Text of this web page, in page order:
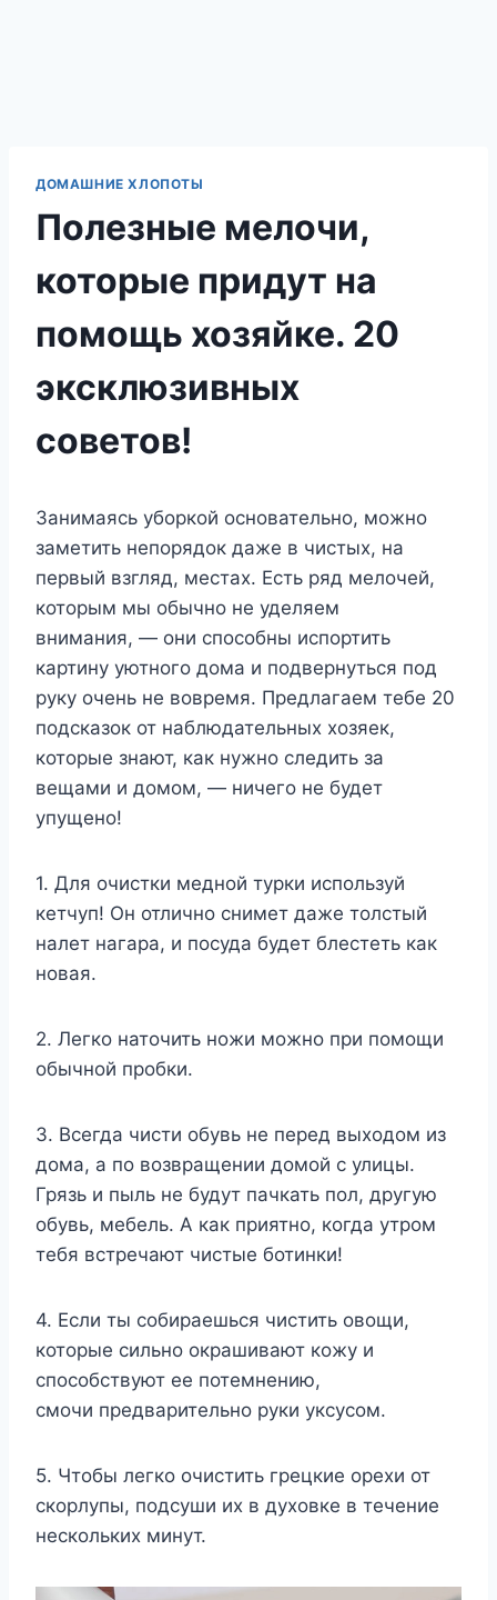
ДОМАШНИЕ ХЛОПОТЫ
Полезные мелочи,
которые придут на
помощь хозяйке. 20
эксклюзивных
советов!
Занимаясь уборкой основательно, можно
заметить непорядок даже в чистых, на
первый взгляд, местах. Есть ряд мелочей,
которым мы обычно не уделяем
внимания, — они способны испортить
картину уютного дома и подвернуться под
руку очень не вовремя. Предлагаем тебе 20
подсказок от наблюдательных хозяек,
которые знают, как нужно следить за
вещами и домом, — ничего не будет
упущено!
1. Для очистки медной турки используй
кетчуп! Он отлично снимет даже толстый
налет нагара, и посуда будет блестеть как
новая.
2. Легко наточить ножи можно при помощи
обычной пробки.
3. Всегда чисти обувь не перед выходом из
дома, а по возвращении домой с улицы.
Грязь и пыль не будут пачкать пол, другую
обувь, мебель. А как приятно, когда утром
тебя встречают чистые ботинки!
4. Если ты собираешься чистить овощи,
которые сильно окрашивают кожу и
способствуют ее потемнению,
смочи предварительно руки уксусом.
5. Чтобы легко очистить грецкие орехи от
скорлупы, подсуши их в духовке в течение
нескольких минут.